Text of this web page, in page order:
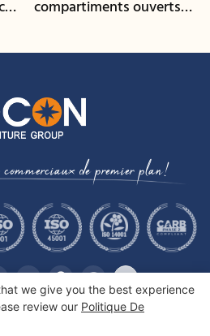
compartiments ouverts
GCON
de premier plan!
we give you the best experience
review our Politique De